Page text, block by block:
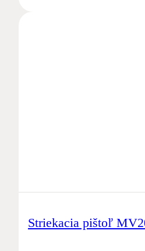
Striekacia pištoľ